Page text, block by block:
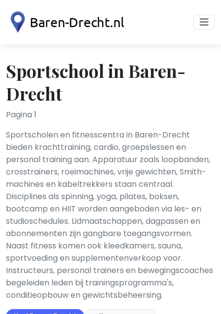
Sportschool in Baren-
Drecht
Pagina 1
Sportscholen en fitnesscentra in Baren-Drecht
bieden krachttraining, cardio, groepslessen en
personal training aan. Apparatuur zoals loopbanden,
crosstrainers, roeimachines, vrije gewichten, Smith-
machines en kabeltrekkers staan centraal.
Disciplines als spinning, yoga, pilates, boksen,
bootcamp en HIIT worden aangeboden via les- en
studioschedules. Lidmaatschappen, dagpassen en
abonnementen zijn gangbare toegangsvormen.
Naast fitness komen ook kleedkamers, sauna,
sportvoeding en supplementenverkoop voor.
Instructeurs, personal trainers en bewegingscoaches
begeleiden leden bij trainingsprogramma's,
conditieopbouw en gewichtsbeheersing.